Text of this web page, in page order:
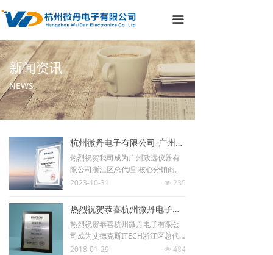
끀
新闻资讯
NEWS
杭州微丹电子有限公司-广州致远仪器有限公司浙江区总代理-核心分销商
热烈祝贺我司成为广州致远仪器有
限公司浙江区总代理-核心分销商。
넶 235
2023-10-31
热烈祝贺恭喜杭州微丹电子有限公司成为艾德克斯ITECH浙江区总代理
热烈祝贺恭喜杭州微丹电子有限公
司成为艾德克斯ITECH浙江区总代
理
넶 484
2018-01-29